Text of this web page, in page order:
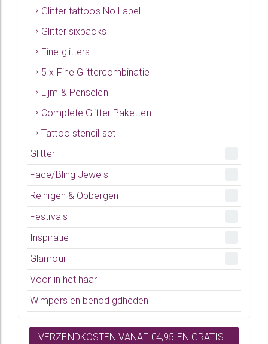
Glitter tattoos No Label
Glitter sixpacks
Fine glitters
5 x Fine Glittercombinatie
Lijm & Penselen
Complete Glitter Paketten
Tattoo stencil set
Glitter
Face/Bling Jewels
Reinigen & Opbergen
Festivals
Inspiratie
Glamour
Voor in het haar
Wimpers en benodigdheden
VERZENDKOSTEN VANAF €4,95 EN GRATIS